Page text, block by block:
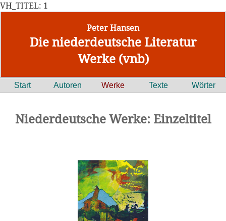
VH_TITEL: 1
Peter Hansen
Die niederdeutsche Literatur
Werke (vnb)
Start Autoren Werke Texte Wörter
Niederdeutsche Werke: Einzeltitel